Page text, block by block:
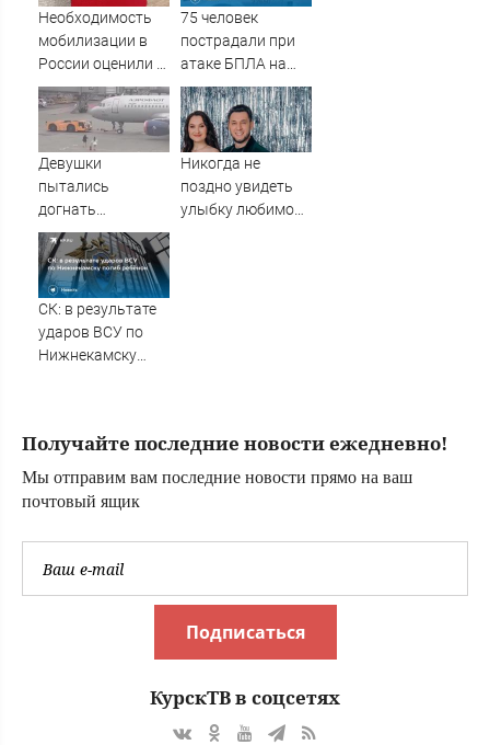
Санкт-Петербург
Необходимость
мобилизации в
России оценили в
Госдуме
75 человек
пострадали при
атаке БПЛА на
Нижнекамск, 21
госпитализированы
Девушки
пытались
догнать
улетающий
самолет (ВИДЕО)
Никогда не
поздно увидеть
улыбку любимой:
СК: в результате
ударов ВСУ по
Нижнекамску
Получайте последние новости ежедневно!
Мы отправим вам последние новости прямо на ваш
почтовый ящик
Подписаться
КурскТВ в соцсетях